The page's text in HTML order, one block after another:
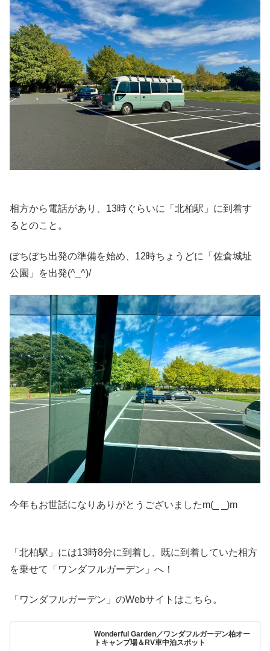
相方から電話があり、13時ぐらいに「北柏駅」に到着す
るとのこと。
ぼちぼち出発の準備を始め、12時ちょうどに「佐倉城址
公園」を出発(^_^)/
今年もお世話になりありがとうございましたm(_ _)m
「北柏駅」には13時8分に到着し、既に到着していた相方
を乗せて「ワンダフルガーデン」へ！
「ワンダフルガーデン」のWebサイトはこちら。
Wonderful Garden／ワンダフルガーデン柏オー
トキャンプ場＆RV車中泊スポット